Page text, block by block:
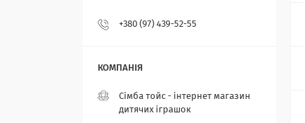
+380 (97) 439-52-55
Сімба тойс - інтернет магазин
дитячих іграшок